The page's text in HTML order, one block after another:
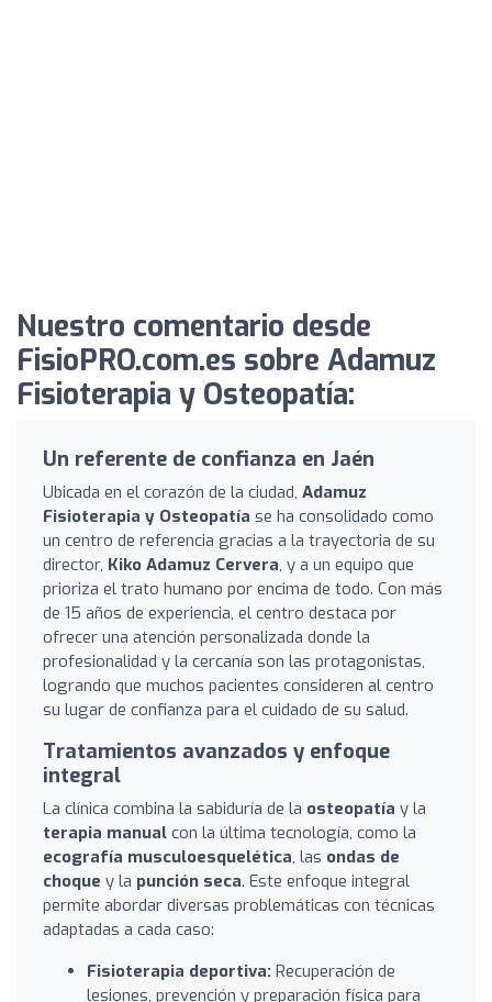
Nuestro comentario desde
FisioPRO.com.es sobre Adamuz
Fisioterapia y Osteopatía:
Un referente de confianza en Jaén
Ubicada en el corazón de la ciudad, Adamuz
Fisioterapia y Osteopatía se ha consolidado como
un centro de referencia gracias a la trayectoria de su
director, Kiko Adamuz Cervera, y a un equipo que
prioriza el trato humano por encima de todo. Con más
de 15 años de experiencia, el centro destaca por
ofrecer una atención personalizada donde la
profesionalidad y la cercanía son las protagonistas,
logrando que muchos pacientes consideren al centro
su lugar de confianza para el cuidado de su salud.
Tratamientos avanzados y enfoque
integral
La clínica combina la sabiduría de la osteopatía y la
terapia manual con la última tecnología, como la
ecografía musculoesquelética, las ondas de
choque y la punción seca. Este enfoque integral
permite abordar diversas problemáticas con técnicas
adaptadas a cada caso:
Fisioterapia deportiva: Recuperación de
lesiones, prevención y preparación física para